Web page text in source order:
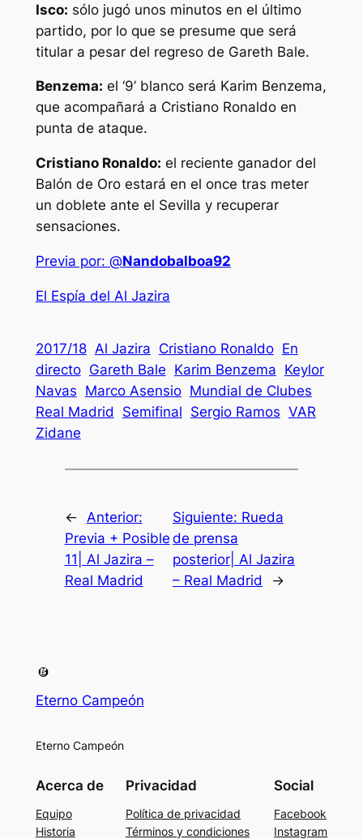
Isco: sólo jugó unos minutos en el último
partido, por lo que se presume que será
titular a pesar del regreso de Gareth Bale.
Benzema: el ‘9’ blanco será Karim Benzema,
que acompañará a Cristiano Ronaldo en
punta de ataque.
Cristiano Ronaldo: el reciente ganador del
Balón de Oro estará en el once tras meter
un doblete ante el Sevilla y recuperar
sensaciones.
Previa por: @Nandobalboa92
El Espía del Al Jazira
2017/18 Al Jazira Cristiano Ronaldo En
directo Gareth Bale Karim Benzema Keylor
Navas Marco Asensio Mundial de Clubes
Real Madrid
Semifinal Sergio Ramos VAR
Zidane
←
Anterior:
Previa + Posible
11| Al Jazira –
Real Madrid
Siguiente: Rueda
de prensa
posterior| Al Jazira
– Real Madrid
→
Eterno Campeón
Eterno Campeón
Acerca de
Equipo
Historia
Privacidad
Política de privacidad
Términos y condiciones
Social
Facebook
Instagram